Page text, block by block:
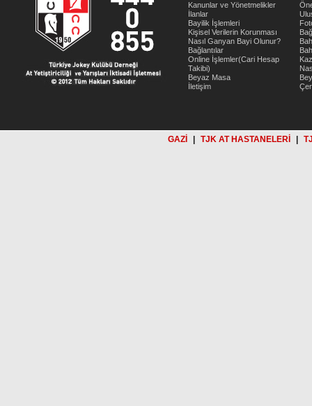
Kanunlar ve Yönetmelikler
İlanlar
Bayilik İşlemleri
Kişisel Verilerin Korunması
Nasıl Ganyan Bayi Olunur?
Bağlantılar
Online İşlemler(Cari Hesap
Takibi)
Beyaz Masa
İletişim
GAZİ TJK AT HASTANELERİ